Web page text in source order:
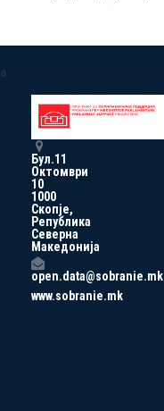
a
Бул.11
Октомври
10
1000
Скопје,
Република
Северна
Македонија
open.data@sobranie.mk
www.sobranie.mk